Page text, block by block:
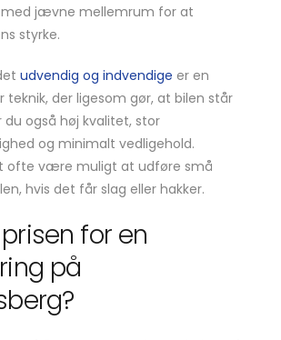
jævne mellemrum for at
styrke.
udvendig og indvendige er en
der ligesom gør, at bilen står
du også høj kvalitet, stor
og minimalt vedligehold.
ofte være muligt at udføre små
hvis det får slag eller hakker.
for en
på